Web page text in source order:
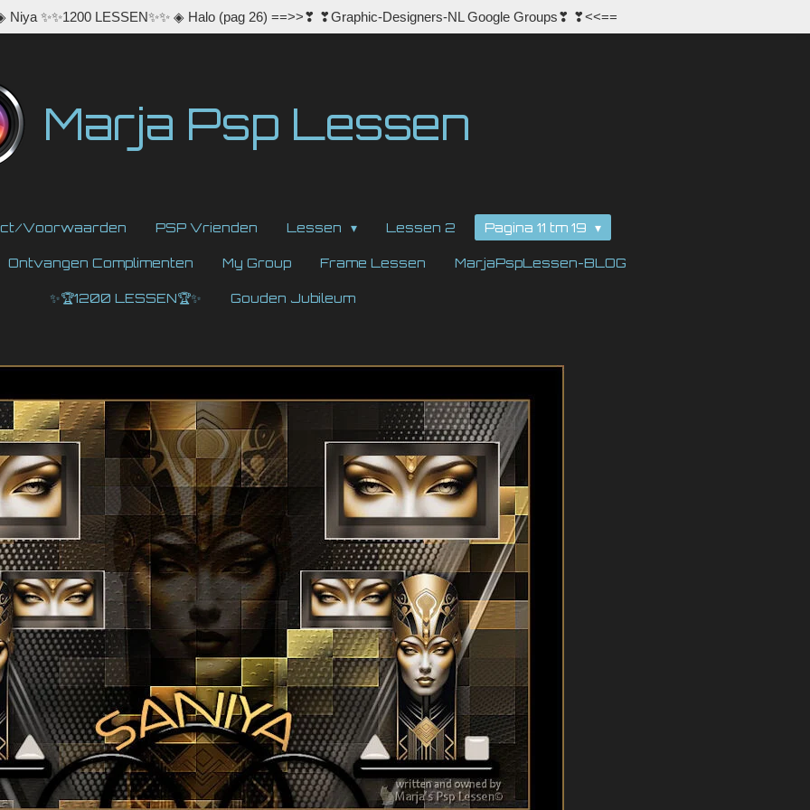
✨✨1200 LESSEN✨✨ ◈ Halo (pag 26) ==>>❣ ❣Graphic-Designers-NL Google Groups❣ ❣<<==
Marja Psp Lessen
Voorwaarden PSP Vrienden Lessen Lessen 2 Pagina 11 tm 19
Ontvangen Complimenten My Group Frame Lessen MarjaPspLessen-BLOG
✨🏆1200 LESSEN🏆✨ Gouden Jubileum